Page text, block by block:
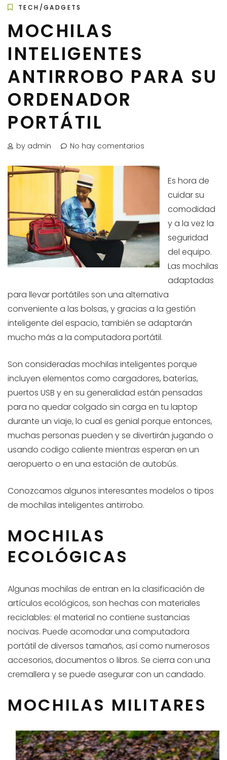
TECH/GADGETS
MOCHILAS
INTELIGENTES
ANTIRROBO PARA SU
ORDENADOR
PORTÁTIL
by admin No hay comentarios
Es hora de
cuidar su
comodidad
y a la vez la
seguridad
del equipo.
Las mochilas
adaptadas
para llevar portátiles son una alternativa
conveniente a las bolsas, y gracias a la gestión
inteligente del espacio, también se adaptarán
mucho más a la computadora portátil.
Son consideradas mochilas inteligentes porque
incluyen elementos como cargadores, baterías,
puertos USB y en su generalidad están pensadas
para no quedar colgado sin carga en tu laptop
durante un viaje, lo cual es genial porque entonces,
muchas personas pueden y se divertirán jugando o
usando codigo caliente mientras esperan en un
aeropuerto o en una estación de autobús.
Conozcamos algunos interesantes modelos o tipos
de mochilas inteligentes antirrobo.
MOCHILAS
ECOLÓGICAS
Algunas mochilas de entran en la clasificación de
artículos ecológicos, son hechas con materiales
reciclables: el material no contiene sustancias
nocivas. Puede acomodar una computadora
portátil de diversos tamaños, así como numerosos
accesorios, documentos o libros. Se cierra con una
cremallera y se puede asegurar con un candado.
MOCHILAS MILITARES